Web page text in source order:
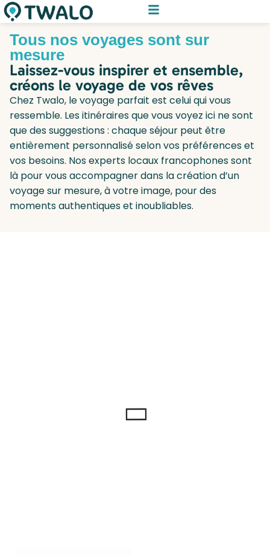
Tous nos voyages sont sur
mesure
Laissez-vous inspirer et ensemble,
créons le voyage de vos rêves
Chez Twalo, le voyage parfait est celui qui vous
ressemble. Les itinéraires que vous voyez ici ne sont
que des suggestions : chaque séjour peut être
entièrement personnalisé selon vos préférences et
vos besoins. Nos experts locaux francophones sont
là pour vous accompagner dans la création d’un
voyage sur mesure, à votre image, pour des
moments authentiques et inoubliables.